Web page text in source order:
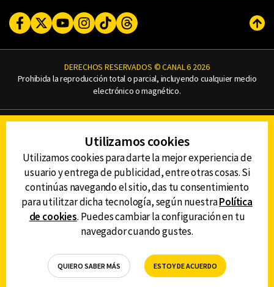
FacebookTwitterYoutubeInstagram
TikTokThreads
DERECHOS RESERVADOS © CANAL 6 2026
Prohibida la reproducción total o parcial, incluyendo cualquier medio
electrónico o magnético.
AVISO DE PRIVACIDAD
AVISO LEGAL
DEFENSORÍA DE LAS AUDIENCIAS
DESCARGA LA APP DE CANAL 6
Utilizamos cookies
Utilizamos cookies para darte la mejor experiencia de
usuario y entrega de publicidad, entre otras cosas. Si
continúas navegando el sitio, das tu consentimiento
para utilitzar dicha tecnología, según nuestraPolítica
de cookies. Puedes cambiar la configuración en tu
navegador cuando gustes.
QUIERO SABER MÁS ESTOY DE ACUERDO